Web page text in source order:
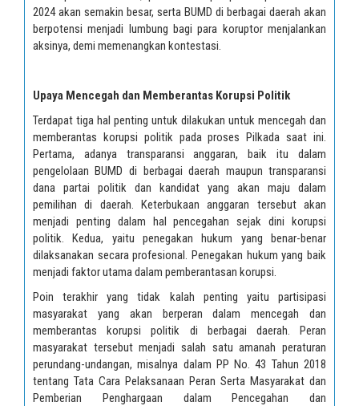
2024 akan semakin besar, serta BUMD di berbagai daerah akan
berpotensi menjadi lumbung bagi para koruptor menjalankan
aksinya, demi memenangkan kontestasi.
Upaya Mencegah dan Memberantas Korupsi Politik
Terdapat tiga hal penting untuk dilakukan untuk mencegah dan
memberantas korupsi politik pada proses Pilkada saat ini.
Pertama, adanya transparansi anggaran, baik itu dalam
pengelolaan BUMD di berbagai daerah maupun transparansi
dana partai politik dan kandidat yang akan maju dalam
pemilihan di daerah. Keterbukaan anggaran tersebut akan
menjadi penting dalam hal pencegahan sejak dini korupsi
politik. Kedua, yaitu penegakan hukum yang benar-benar
dilaksanakan secara profesional. Penegakan hukum yang baik
menjadi faktor utama dalam pemberantasan korupsi.
Poin terakhir yang tidak kalah penting yaitu partisipasi
masyarakat yang akan berperan dalam mencegah dan
memberantas korupsi politik di berbagai daerah. Peran
masyarakat tersebut menjadi salah satu amanah peraturan
perundang-undangan, misalnya dalam PP No. 43 Tahun 2018
tentang Tata Cara Pelaksanaan Peran Serta Masyarakat dan
Pemberian Penghargaan dalam Pencegahan dan